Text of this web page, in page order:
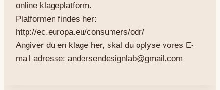
online klageplatform.
Platformen findes her:
http://ec.europa.eu/consumers/odr/
Angiver du en klage her, skal du oplyse vores E-
mail adresse: andersendesignlab@gmail.com